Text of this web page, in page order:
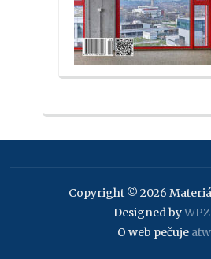
Copyright © 2026
Designed by
O web pečuje